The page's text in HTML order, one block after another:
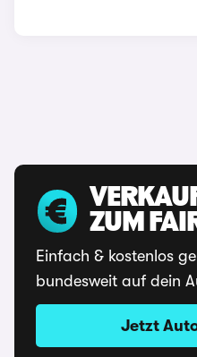
ZUM
Einfach & kostenlos
bundesweit auf dein
Jetzt